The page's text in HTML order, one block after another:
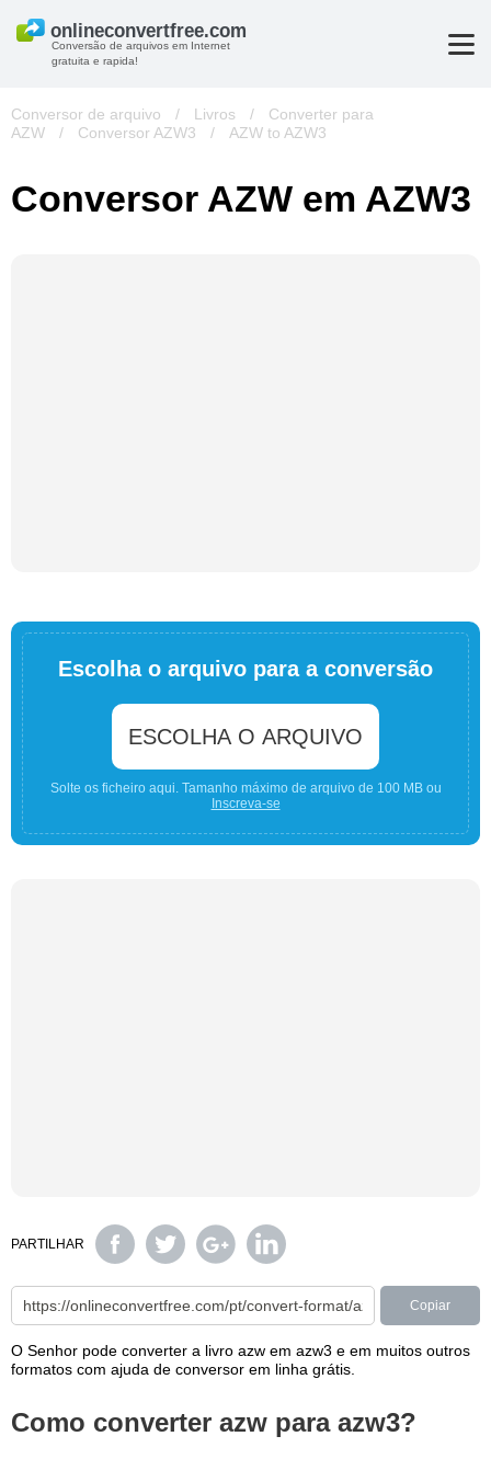
Conversão de arquivos em Internet
gratuita e rapida!
Conversor de arquivo / Livros /
Converter para
AZW
/ Conversor AZW3 / AZW to AZW3
Conversor AZW em AZW3
Escolha o arquivo para a conversão
ESCOLHA O ARQUIVO
Solte os ficheiro aqui. Tamanho máximo de arquivo de 100 MB ou
Inscreva-se
PARTILHAR
Copiar
O Senhor pode converter a livro azw em azw3 e em muitos outros
formatos com ajuda de conversor em linha grátis.
Como converter azw para azw3?